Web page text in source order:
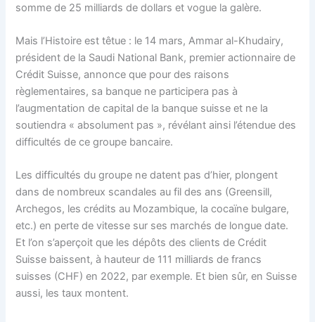
somme de 25 milliards de dollars et vogue la galère.
Mais l’Histoire est têtue : le 14 mars, Ammar al-Khudairy,
président de la Saudi National Bank, premier actionnaire de
Crédit Suisse, annonce que pour des raisons
règlementaires, sa banque ne participera pas à
l’augmentation de capital de la banque suisse et ne la
soutiendra « absolument pas », révélant ainsi l’étendue des
difficultés de ce groupe bancaire.
Les difficultés du groupe ne datent pas d’hier, plongent
dans de nombreux scandales au fil des ans (Greensill,
Archegos, les crédits au Mozambique, la cocaïne bulgare,
etc.) en perte de vitesse sur ses marchés de longue date.
Et l’on s’aperçoit que les dépôts des clients de Crédit
Suisse baissent, à hauteur de 111 milliards de francs
suisses (CHF) en 2022, par exemple. Et bien sûr, en Suisse
aussi, les taux montent.